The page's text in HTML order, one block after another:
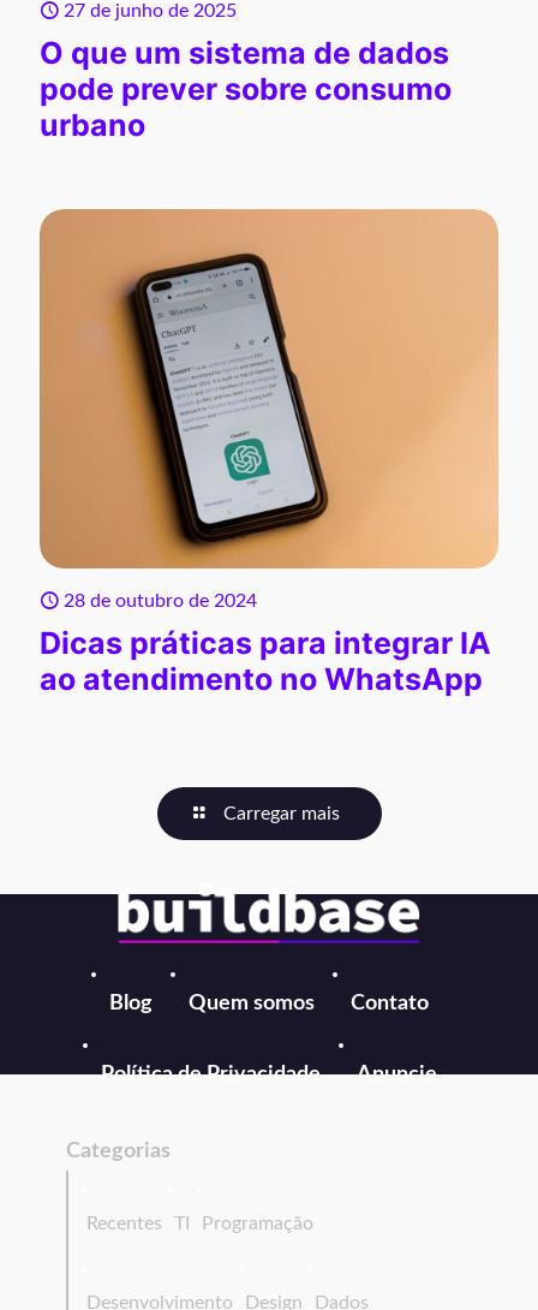
27 de junho de 2025
O que um sistema de dados
pode prever sobre consumo
urbano
28 de outubro de 2024
Dicas práticas para integrar IA
ao atendimento no WhatsApp
Carregar mais
Blog Quem somos Contato
Política de Privacidade Anuncie
Categorias
Recentes TI Programação
Desenvolvimento Design Dados